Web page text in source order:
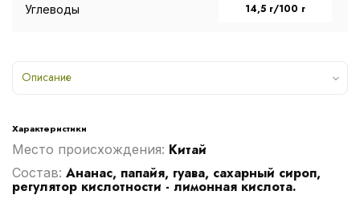
Углеводы 14,5 г/100 г
Описание
Характеристики
Место происхождения: Китай
Cостав: Ананас, папайя, гуава, сахарный сироп,
регулятор кислотности - лимонная кислота.